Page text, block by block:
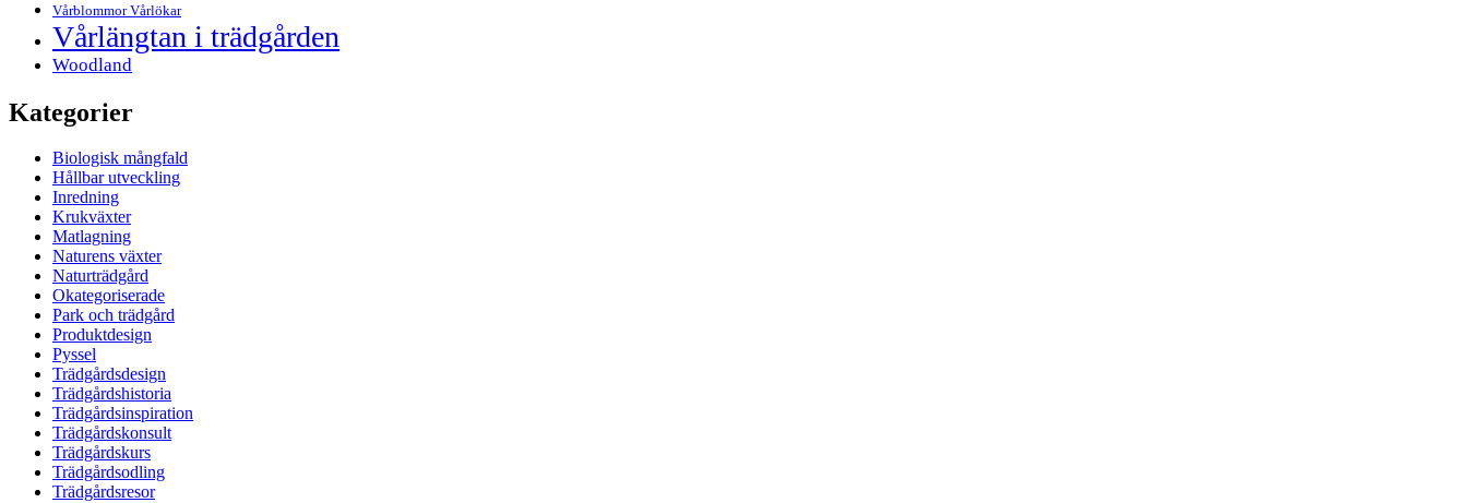
Vårblommor Vårlökar
Vårlängtan i trädgården
Woodland
Kategorier
Biologisk mångfald
Hållbar utveckling
Inredning
Krukväxter
Matlagning
Naturens växter
Naturträdgård
Okategoriserade
Park och trädgård
Produktdesign
Pyssel
Trädgårdsdesign
Trädgårdshistoria
Trädgårdsinspiration
Trädgårdskonsult
Trädgårdskurs
Trädgårdsodling
Trädgårdsresor